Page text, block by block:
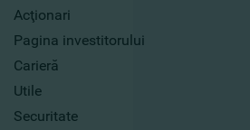
Acţionari
Pagina investitorului
Carieră
Utile
Securitate